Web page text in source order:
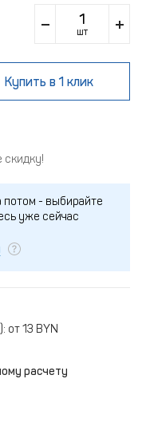
шт
Купить в 1 клик
потом - выбирайте
уже сейчас
от 13 BYN
расчету